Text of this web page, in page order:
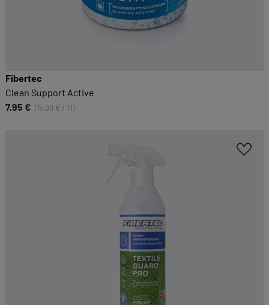
Fibertec
Clean Support Active
7,95 € (15,90 € / 1 l)